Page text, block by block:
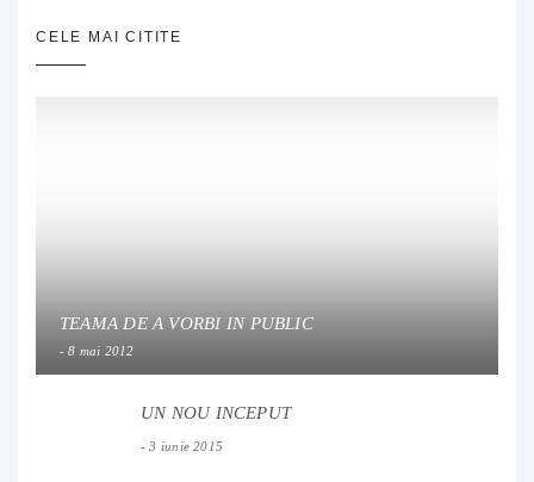
CELE MAI CITITE
TEAMA DE A VORBI IN PUBLIC
8 mai 2012
UN NOU INCEPUT
3 iunie 2015